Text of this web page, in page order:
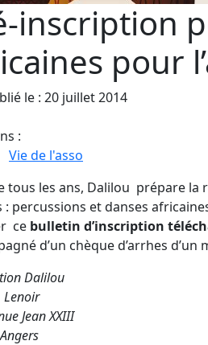
inscription
pour
le : 20 juillet 2014
:
Vie de l'asso
tous les ans, Dalilou prépare
: percussions et danses
ce bulletin d’inscription
d’un chèque d’arrhes d’un
Dalilou
Lenoir
Jean XXIII